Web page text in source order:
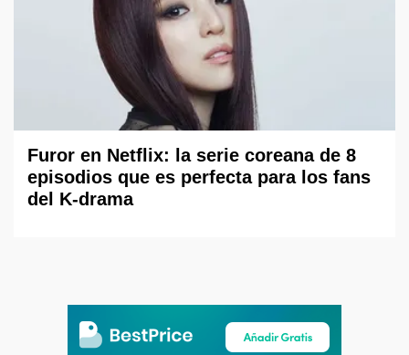
Furor en Netflix: la serie coreana de 8
episodios que es perfecta para los fans
del K-drama